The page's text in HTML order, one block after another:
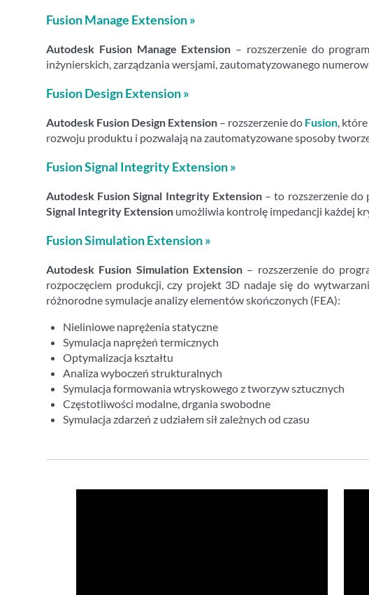
Fusion Manage Extension »
Autodesk Fusion Manage Extension – rozszerzenie do
inżynierskich, zarządzania wersjami, zautomatyzowanego
Fusion Design Extension »
Autodesk Fusion Design Extension – rozszerzenie do Fusion,
rozwoju produktu i pozwalają na zautomatyzowane sposoby
Fusion Signal Integrity Extension »
Autodesk Fusion Signal Integrity Extension– to rozszerzenie do
Signal Integrity Extension umożliwia kontrolę impedancji każdej
Fusion Simulation Extension »
Autodesk Fusion Simulation Extension– rozszerzenie do
rozpoczęciem produkcji, czy projekt 3D nadaje się do
różnorodne symulacje analizy elementów skończonych (FEA):
Nieliniowe naprężenia statyczne
Symulacja naprężeń termicznych
Optymalizacja kształtu
Analiza wyboczeń strukturalnych
Symulacja formowania wtryskowego z tworzyw sztucznych
Częstotliwości modalne, drgania swobodne
Symulacja zdarzeń z udziałem sił zależnych od czasu